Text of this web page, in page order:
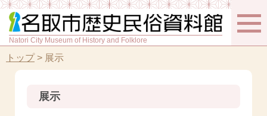
Natori City Museum of History and Folklore
トップ> 展示
展示